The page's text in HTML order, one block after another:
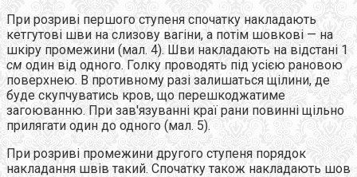
При розриві першого ступеня спочатку накладають
кетгутові шви на слизову вагіни, а потім шовкові — на
шкіру промежини (мал. 4). Шви накладають на відстані 1
см один від одного. Голку проводять під усією рановою
поверхнею. В противному разі залишаться щілини, де
буде скупчуватись кров, що перешкоджатиме
загоюванню. При зав'язуванні краї рани повинні щільно
прилягати один до одного (мал. 5).
При розриві промежини другого ступеня порядок
накладання швів такий. Спочатку також накладають шов